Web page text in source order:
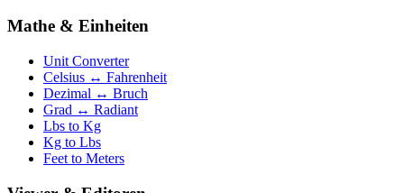
Mathe & Einheiten
Unit Converter
Celsius ↔ Fahrenheit
Dezimal ↔ Bruch
Grad ↔ Radiant
Lbs to Kg
Kg to Lbs
Feet to Meters